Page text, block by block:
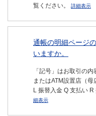
覧ください。
詳細表示
通帳の明細ページ
いますか。
「記号」はお取引の
またはATM設置店（
L 振替入金 Q 支払い
細表示